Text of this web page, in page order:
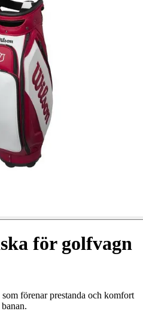
för golfvagn
förenar prestanda och komfort